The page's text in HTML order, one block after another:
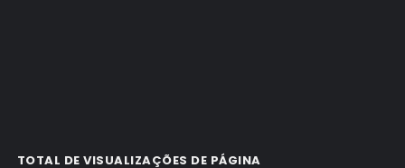
TOTAL DE VISUALIZAÇÕES DE PÁGINA